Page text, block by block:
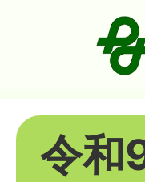
令和